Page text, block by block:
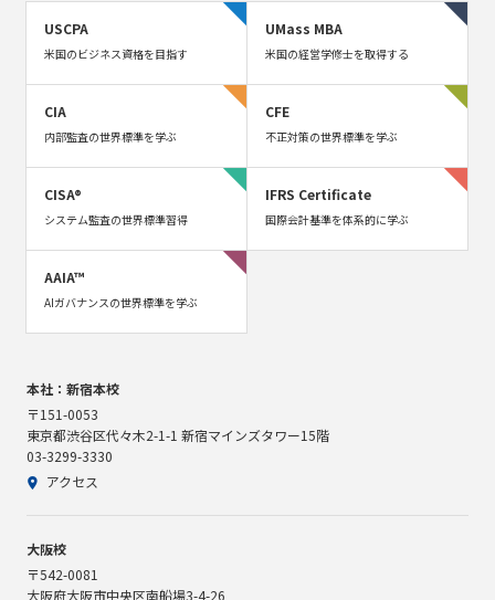
USCPA
米国のビジネス資格を目指す
UMass MBA
米国の経営学修士を取得する
CIA
内部監査の世界標準を学ぶ
CFE
不正対策の世界標準を学ぶ
CISA®
システム監査の世界標準習得
IFRS Certificate
国際会計基準を体系的に学ぶ
AAIA™
AIガバナンスの世界標準を学ぶ
本社：新宿本校
〒151-0053
東京都渋谷区代々木2-1-1 新宿マインズタワー15階
03-3299-3330
アクセス
大阪校
〒542-0081
大阪府大阪市中央区南船場3-4-26